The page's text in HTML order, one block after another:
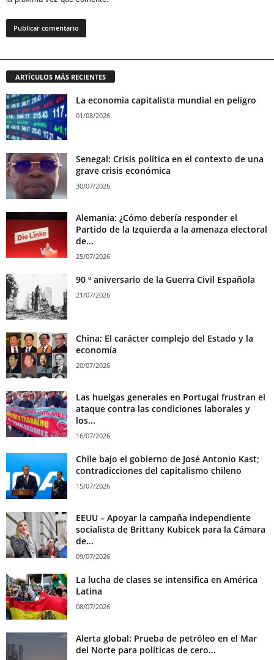
ARTÍCULOS MÁS RECIENTES
La economía capitalista mundial en peligro
01/08/2026
Senegal: Crisis política en el contexto de una
grave crisis económica
30/07/2026
Alemania: ¿Cómo debería responder el
Partido de la Izquierda a la amenaza electoral
de...
25/07/2026
90 º aniversario de la Guerra Civil Española
21/07/2026
China: El carácter complejo del Estado y la
economía
20/07/2026
Las huelgas generales en Portugal frustran el
ataque contra las condiciones laborales y
los...
16/07/2026
Chile bajo el gobierno de José Antonio Kast;
contradicciones del capitalismo chileno
15/07/2026
EEUU – Apoyar la campaña independiente
socialista de Brittany Kubicek para la Cámara
de...
09/07/2026
La lucha de clases se intensifica en América
Latina
08/07/2026
Alerta global: Prueba de petróleo en el Mar
del Norte para políticas de cero...